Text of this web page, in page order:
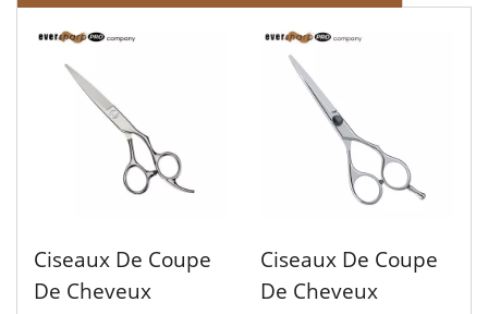
Ciseaux De Coupe
De Cheveux
Ciseaux De Coupe
De Cheveux